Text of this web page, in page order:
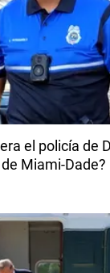
el policía de
Miami-Dade?